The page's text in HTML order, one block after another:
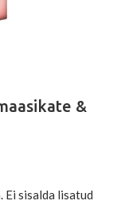
&
Ei sisalda lisatud